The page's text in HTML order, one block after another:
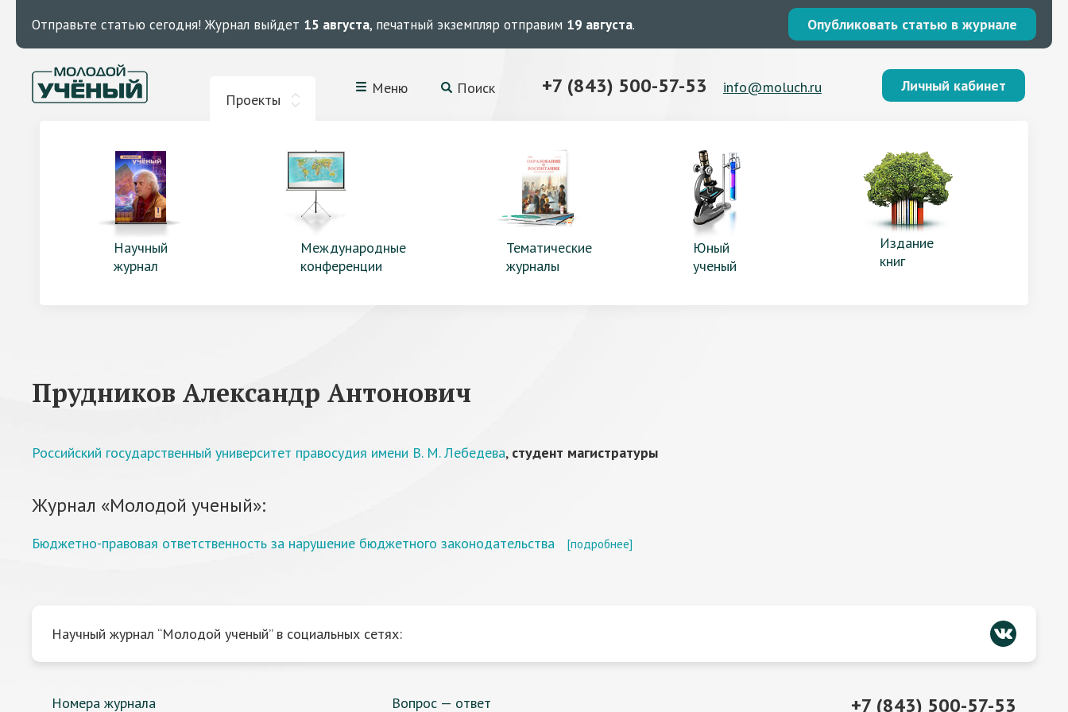
Отправьте статью сегодня! Журнал выйдет 15 августа, печатный экземпляр отправим 19 августа. Опубликовать статью в журнале
Проекты
Меню Поиск +7 (843) 500-57-53 info@moluch.ru Личный кабинет
Научный
журнал
Международные
конференции
Тематические
журналы
Юный
ученый
Издание
книг
Прудников Александр Антонович
Российский государственный университет правосудия имени В. М. Лебедева, студент магистратуры
Журнал «Молодой ученый»:
Бюджетно-правовая ответственность за нарушение бюджетного законодательства [подробнее]
Научный журнал “Молодой ученый” в социальных сетях:
Номера журнала Вопрос — ответ +7 (843) 500-57-53